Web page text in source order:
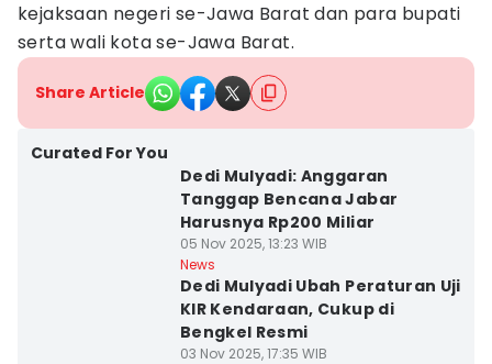
kejaksaan negeri se-Jawa Barat dan para bupati
serta wali kota se-Jawa Barat.
Share Article
Curated For You
Dedi Mulyadi: Anggaran
Tanggap Bencana Jabar
Harusnya Rp200 Miliar
05 Nov 2025, 13:23 WIB
News
Dedi Mulyadi Ubah Peraturan Uji
KIR Kendaraan, Cukup di
Bengkel Resmi
03 Nov 2025, 17:35 WIB